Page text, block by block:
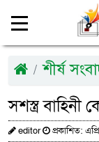
শীর্ষ
সশস্ত্র বাহিনী
editor প্রকাশিত: